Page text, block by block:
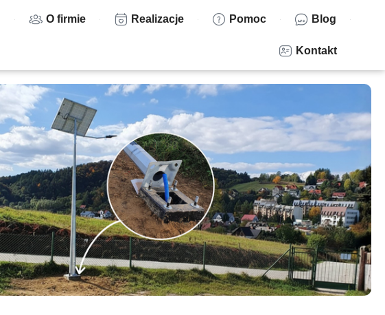
O firmie Realizacje Pomoc Blog
Kontakt